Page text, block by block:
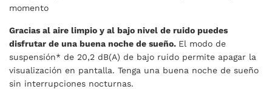
momento
Gracias al aire limpio y al bajo nivel de ruido puedes
disfrutar de una buena noche de sueño. El modo de
suspensión* de 20,2 dB(A) de bajo ruido permite apagar la
visualización en pantalla. Tenga una buena noche de sueño
sin interrupciones nocturnas.